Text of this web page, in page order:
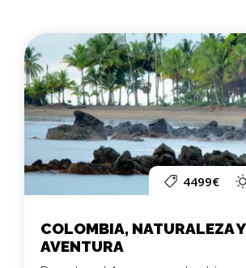
4499€
COLOMBIA, NATURALEZA Y
AVENTURA